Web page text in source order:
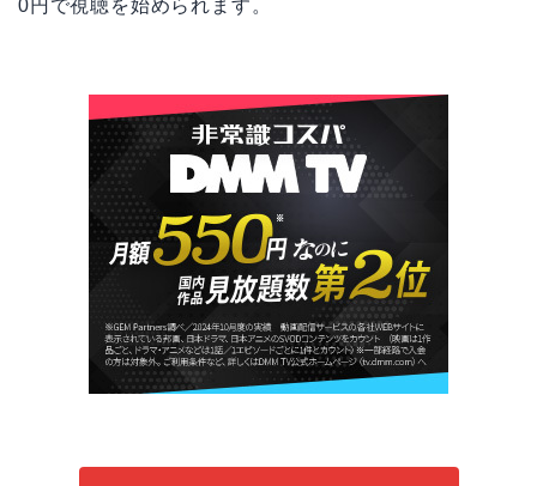
0円で視聴を始められます。